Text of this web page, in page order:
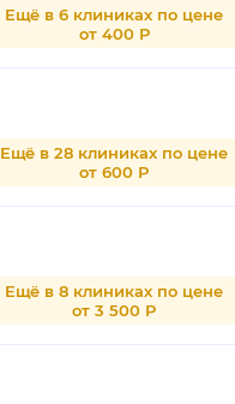
Ещё в 6 клиниках по цене
от 400 Р
Ещё в 28 клиниках по цене
от 600 Р
Ещё в 8 клиниках по цене
от 3 500 Р